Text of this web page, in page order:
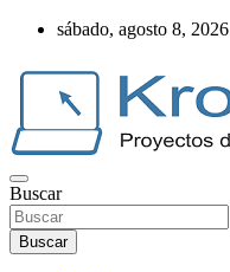
Saltar
contenido
sábado, agosto 8, 2026
Web Kronosdoc
Buscar
Buscar